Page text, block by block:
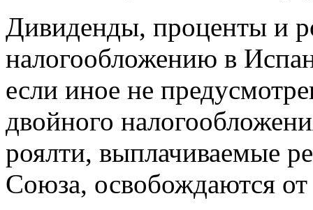
Дивиденды, проценты и
налогообложению в
если иное не
двойного
роялти, выплачиваемые
Союза, освобождаются